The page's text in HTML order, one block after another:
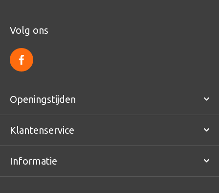
Volg ons
f
a
c
e
o
o
Openingstijden
Klantenservice
Informatie